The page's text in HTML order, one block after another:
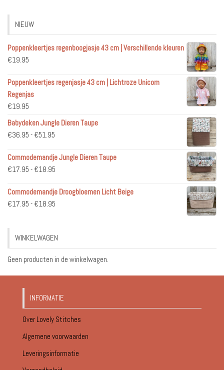
NIEUW
Poppenkleertjes regenboogjasje 43 cm | Verschillende kleuren
€19.95
Poppenkleertjes regenjasje 43 cm | Lichtroze Unicorn
Regenjas
€19.95
Babydeken Jungle Dieren Taupe
€36.95 - €51.95
tot
€51.95
Commodemandje Jungle Dieren Taupe
€17.95 - €18.95
tot
Commodemandje Droogbloemen Licht Beige
€17.95 - €18.95
€18.95
WINKELWAGEN
Geen producten in de winkelwagen.
INFORMATIE
Over Lovely Stitches
Algemene voorwaarden
Leveringsinformatie